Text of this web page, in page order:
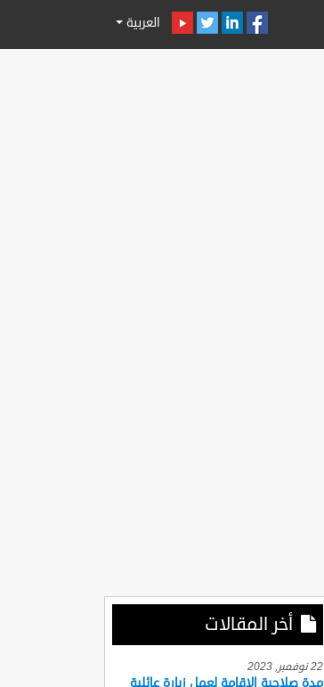
العربية
أخر المقالات
22 نوفمبر, 2023
مدة صلاحية الاقامة لعمل زيارة عائلية